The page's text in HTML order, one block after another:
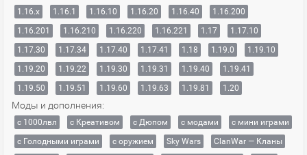
1.16.x
1.16.1 1.16.10 1.16.20 1.16.40
1.16.200
1.16.201
1.16.210 1.16.220 1.16.221 1.17
1.17.10
1.17.30
1.17.34 1.17.40 1.17.41 1.18 1.19.0
1.19.10
1.19.20
1.19.22 1.19.30 1.19.31 1.19.40
1.19.41
1.19.50
1.19.51 1.19.60 1.19.63 1.19.81 1.20
Моды и дополнения:
с 1000лвл c Креативом с Дюпом с модами
с мини играми
с Голодными играми
с оружием Sky Wars
ClanWar — Кланы